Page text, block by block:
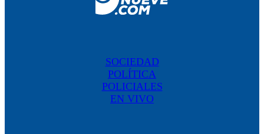
SOCIEDAD
POLÍTICA
POLICIALES
EN VIVO